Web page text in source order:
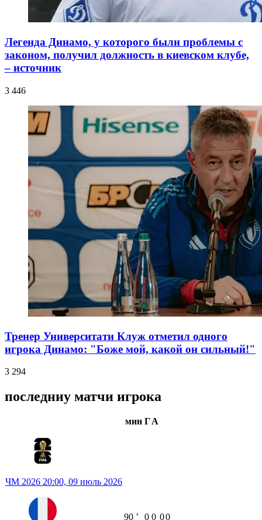
Легенда Динамо, у которого были проблемы с
законом, получил должность в киевском клубе,
– источник
3 446
Тренер Университати Клуж отметил одного
игрока Динамо: "Боже мой, какой он сильный!"
3 294
последниу матчи игрока
мин ГА
ЧМ 2026 20:00, 09 июль 2026
90 ʼ 0 0 00